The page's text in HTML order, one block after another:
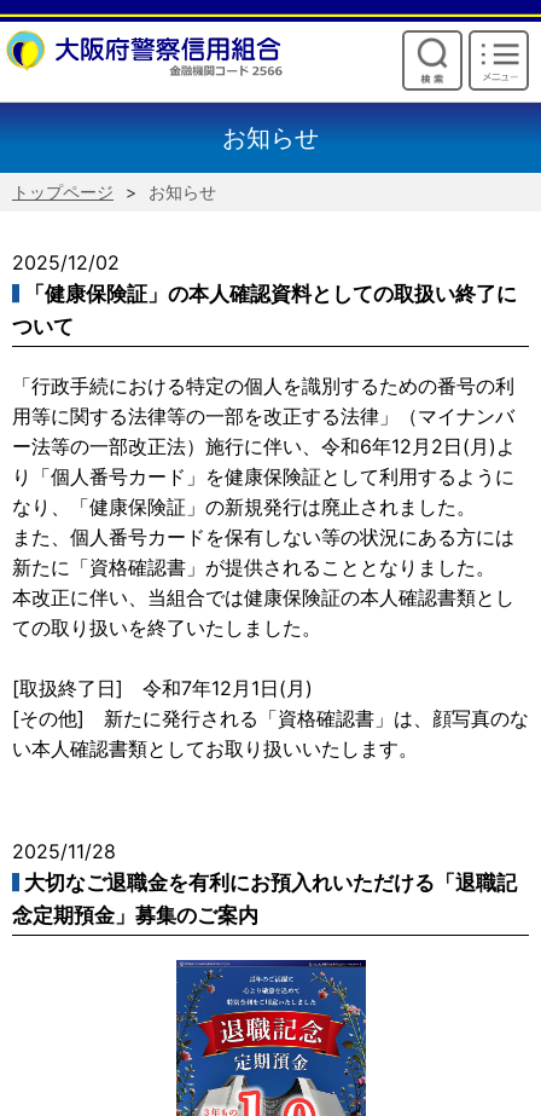
けいしんからのお願い
お知らせ
トップページ お知らせ
2025/12/02
「健康保険証」の本人確認資料としての取扱い終了に
ついて
「行政手続における特定の個人を識別するための番号の利
用等に関する法律等の一部を改正する法律」（マイナンバ
ー法等の一部改正法）施行に伴い、令和6年12月2日(月)よ
り「個人番号カード」を健康保険証として利用するように
なり、「健康保険証」の新規発行は廃止されました。
また、個人番号カードを保有しない等の状況にある方には
新たに「資格確認書」が提供されることとなりました。
本改正に伴い、当組合では健康保険証の本人確認書類とし
ての取り扱いを終了いたしました。
[取扱終了日] 令和7年12月1日(月)
[その他] 新たに発行される「資格確認書」は、顔写真のな
い本人確認書類としてお取り扱いいたします。
2025/11/28
大切なご退職金を有利にお預入れいただける「退職記
念定期預金」募集のご案内